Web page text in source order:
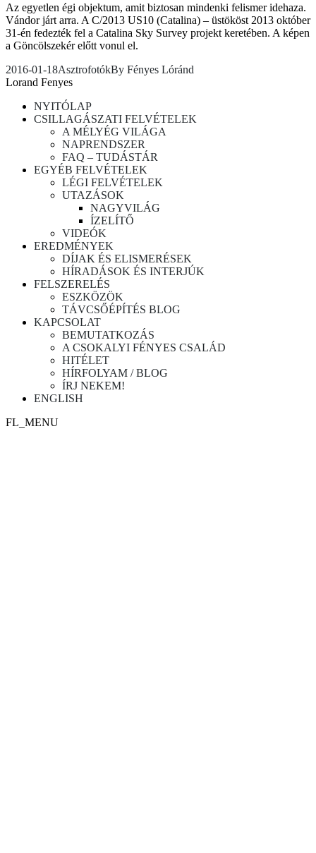
Az egyetlen égi objektum, amit biztosan mindenki felismer idehaza.
Vándor járt arra. A C/2013 US10 (Catalina) – üstököst 2013 október
31-én fedezték fel a Catalina Sky Survey projekt keretében. A képen
a Göncölszekér előtt vonul el.
2016-01-18AsztrofotókBy Fényes Lóránd
Lorand Fenyes
NYITÓLAP
CSILLAGÁSZATI FELVÉTELEK
A MÉLYÉG VILÁGA
NAPRENDSZER
FAQ – TUDÁSTÁR
EGYÉB FELVÉTELEK
LÉGI FELVÉTELEK
UTAZÁSOK
NAGYVILÁG
ÍZELÍTŐ
VIDEÓK
EREDMÉNYEK
DÍJAK ÉS ELISMERÉSEK
HÍRADÁSOK ÉS INTERJÚK
FELSZERELÉS
ESZKÖZÖK
TÁVCSŐÉPÍTÉS BLOG
KAPCSOLAT
BEMUTATKOZÁS
A CSOKALYI FÉNYES CSALÁD
HITÉLET
HÍRFOLYAM / BLOG
ÍRJ NEKEM!
ENGLISH
FL_MENU